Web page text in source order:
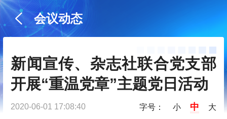
会议动态
新闻宣传、杂志社联合党支部
开展“重温党章”主题党日活动
2020-06-01 17:08:40 字号： 小 中 大